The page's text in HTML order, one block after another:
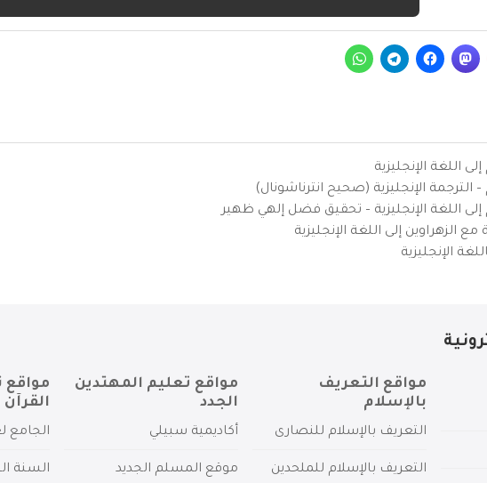
اللغة الإنجليزية
الترجمة الإنجليزية (صحيح انترناشونال)
إلى اللغة الإنجليزية – تحقيق فضل إلهي ظهير
الزهراوين إلى اللغة الإنجليزية
الإنجليزية
مواقع التعريف
بالإسلام
التعريف بالإسلام للنصارى
التعريف بالإسلام للملحدين
مواقع تعليم المهتدين
الجدد
أكاديمية سبيلي
موقع المسلم الجديد
مواقع
القرآن
الجامع
السنة